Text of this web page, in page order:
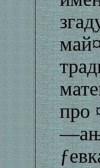
про